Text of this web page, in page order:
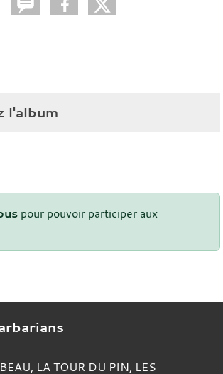
l'album
pour pouvoir participer aux
LA TOUR DU PIN, LES